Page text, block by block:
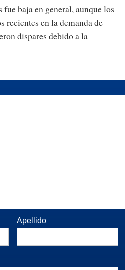
baja en general, aunque los
recientes en la demanda de
dispares debido a la
Apellido